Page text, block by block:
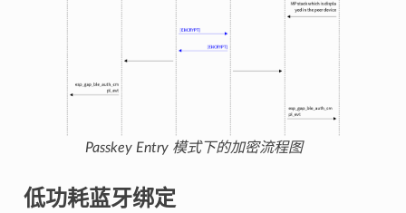
Passkey Entry 模式下的加密流程图
低功耗蓝牙绑定